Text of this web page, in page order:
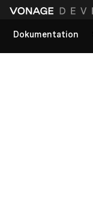
Dokumentation